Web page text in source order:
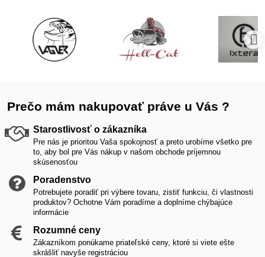
Prečo mám nakupovať práve u Vás ?
Starostlivosť o zákazníka
Pre nás je prioritou Vaša spokojnosť a preto urobíme všetko pre
to, aby bol pre Vás nákup v našom obchode príjemnou
skúsenosťou
Poradenstvo
Potrebujete poradiť pri výbere tovaru, zistiť funkciu, či vlastnosti
produktov? Ochotne Vám poradíme a doplníme chýbajúce
informácie
Rozumné ceny
Zákazníkom ponúkame priateľské ceny, ktoré si viete ešte
skrášliť navyše registráciou